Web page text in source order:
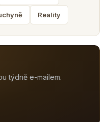
Reality
týdně e-mailem.